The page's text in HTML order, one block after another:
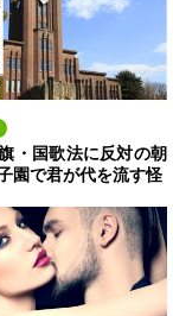
・国歌法に反対の朝
園で君が代を流す怪